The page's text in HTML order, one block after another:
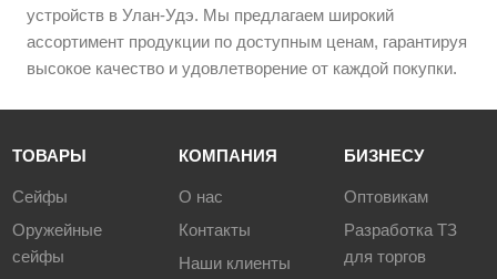
устройств в Улан-Удэ. Мы предлагаем широкий
ассортимент продукции по доступным ценам, гарантируя
высокое качество и удовлетворение от каждой покупки.
ТОВАРЫ
Сейфы
Оружейные
сейфы
КОМПАНИЯ
О нас
Контакты
Наши клиенты
БИЗНЕСУ
Оптовикам
Разработка ТЗ
для торгов